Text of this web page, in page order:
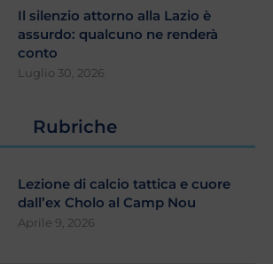
Il silenzio attorno alla Lazio è
assurdo: qualcuno ne renderà
conto
Luglio 30, 2026
Rubriche
Lezione di calcio tattica e cuore
dall’ex Cholo al Camp Nou
Aprile 9, 2026